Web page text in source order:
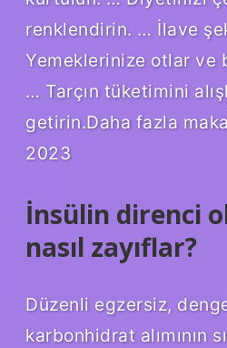
renklendirin. … İlave
Yemeklerinize otlar ve
… Tarçın tüketimini
getirin.Daha fazla
2023
İnsülin direnci
nasıl zayıflar?
Düzenli egzersiz,
karbonhidrat alımının